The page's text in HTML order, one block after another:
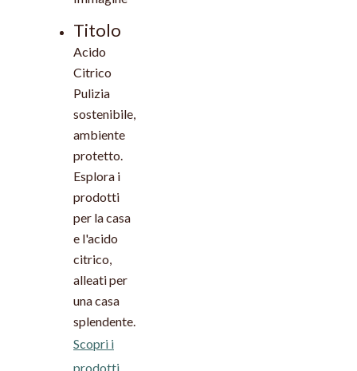
Titolo
Acido
Citrico
Pulizia
sostenibile,
ambiente
protetto.
Esplora i
prodotti
per la casa
e l'acido
citrico,
alleati per
una casa
splendente.
Scopri i
prodotti